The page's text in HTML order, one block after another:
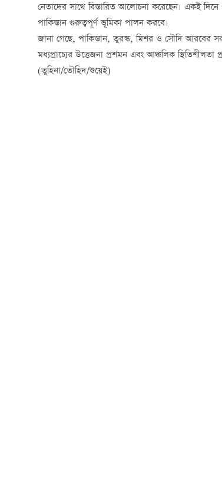
নেতাদের সাথে বিস্তারিত আলোচনা করেছেন। একই দিনে
পাকিস্তান গুরুত্বপূর্ণ ভূমিকা পালন করবে।
জানা গেছে, পাকিস্তান, তুরস্ক, মিশর ও সৌদি আরবের
মধ্যপ্রাচ্যের উত্তেজনা প্রশমন এবং আঞ্চলিক
(তুহিনা/তৌহিদ/শুয়েই)